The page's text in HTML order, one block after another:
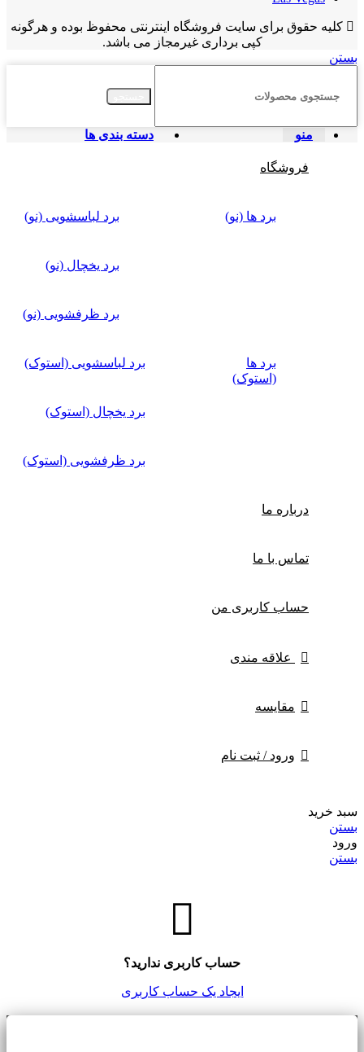
کلیه حقوق برای سایت فروشگاه اینترنتی محفوظ بوده و هرگونه
کپی برداری غیرمجاز می باشد.
بستن
منو دسته بندی ها
فروشگاه
برد ها (نو) برد لباسشویی (نو)
برد یخچال (نو)
برد ظرفشویی (نو)
برد ها
(استوک)
برد لباسشویی (استوک)
برد یخچال (استوک)
برد ظرفشویی (استوک)
درباره ما
تماس با ما
حساب کاربری من
علاقه مندی
مقايسه
ورود / ثبت نام
سبد خرید
بستن
ورود
بستن
حساب کاربری ندارید؟
ایجاد یک حساب کاربری